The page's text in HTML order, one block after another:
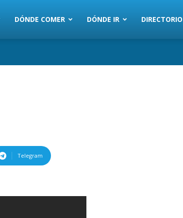
DÓNDE COMER DÓNDE IR DIRECTORIO
Telegram